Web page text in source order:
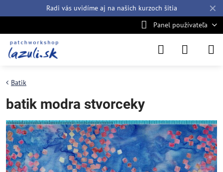
✕
Radi vás uvidíme aj na našich kurzoch šitia
Panel používateľa
Batik
batik modra stvorceky